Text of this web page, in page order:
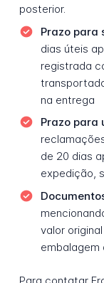
posterior.
Prazo para
dias úteis
registrada
na entrega
Prazo para
de 20 dias
expedição,
valor
embalagem